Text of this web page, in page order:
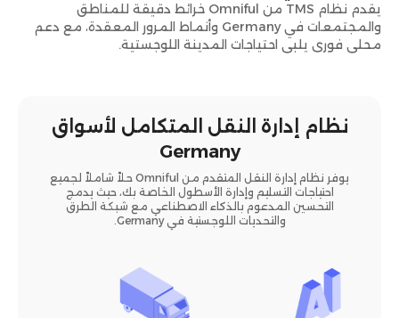
يقدم نظام TMS من Omniful خرائط دقيقة للمناطق
والمجتمعات في Germany وأنماط المرور المعقدة، مع دعم
محلي فوري يلبي احتياجات المدينة اللوجستية.
نظام إدارة النقل المتكامل لأسواق
Germany
يوفر نظام إدارة النقل المتقدم من Omniful حلاً شاملاً لجميع
احتياجات التسليم وإدارة الأسطول الخاصة بك، حيث يدمج
التحسين المدعوم بالذكاء الاصطناعي مع شبكة الطرق
والتحديات اللوجستية في Germany.